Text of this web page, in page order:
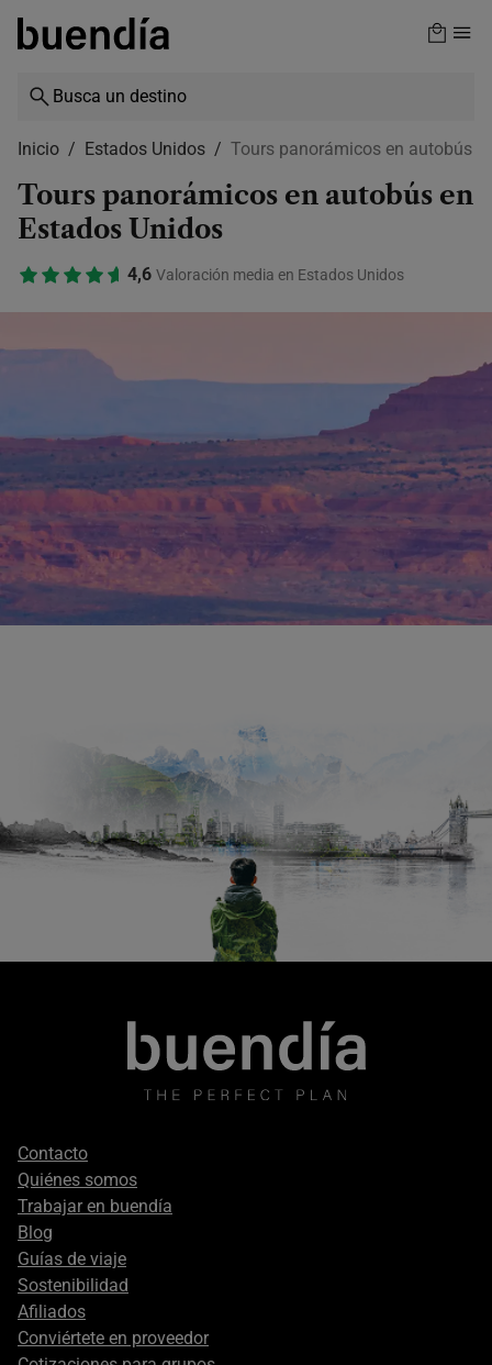
Skip
content
Inicio Estados Unidos Tours panorámicos en autobús
Tours panorámicos en autobús en
Estados Unidos
4,6 Valoración media en Estados Unidos
Footer
secondary
Contacto
Quiénes somos
Trabajar en buendía
Blog
Guías de viaje
Sostenibilidad
Afiliados
Conviértete en proveedor